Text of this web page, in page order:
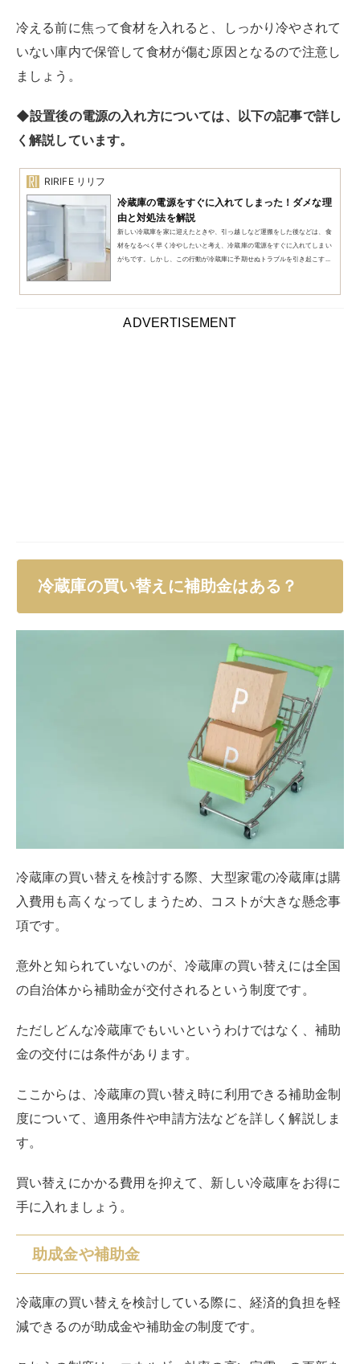
冷える前に焦って食材を入れると、しっかり冷やされて
いない庫内で保管して食材が傷む原因となるので注意し
ましょう。
◆設置後の電源の入れ方については、以下の記事で詳し
く解説しています。
RIRIFE リリフ
冷蔵庫の電源をすぐに入れてしまった！ダメな理
由と対処法を解説
新しい冷蔵庫を家に迎えたときや、引っ越しなど運搬をした後などは、食
材をなるべく早く冷やしたいと考え、冷蔵庫の電源をすぐに入れてしまい
がちです。しかし、この行動が冷蔵庫に予期せぬトラブルを引き起こす...
ADVERTISEMENT
冷蔵庫の買い替えに補助金はある？
冷蔵庫の買い替えを検討する際、大型家電の冷蔵庫は購
入費用も高くなってしまうため、コストが大きな懸念事
項です。
意外と知られていないのが、冷蔵庫の買い替えには全国
の自治体から補助金が交付されるという制度です。
ただしどんな冷蔵庫でもいいというわけではなく、補助
金の交付には条件があります。
ここからは、冷蔵庫の買い替え時に利用できる補助金制
度について、適用条件や申請方法などを詳しく解説しま
す。
買い替えにかかる費用を抑えて、新しい冷蔵庫をお得に
手に入れましょう。
助成金や補助金
冷蔵庫の買い替えを検討している際に、経済的負担を軽
減できるのが助成金や補助金の制度です。